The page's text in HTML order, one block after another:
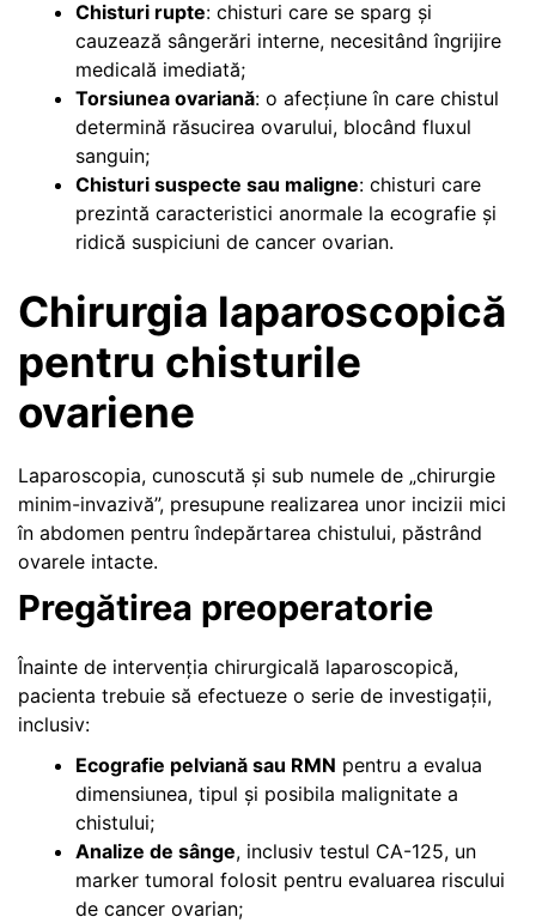
Chisturi rupte: chisturi care se sparg și
cauzează sângerări interne, necesitând îngrijire
medicală imediată;
Torsiunea ovariană: o afecțiune în care chistul
determină răsucirea ovarului, blocând fluxul
sanguin;
Chisturi suspecte sau maligne: chisturi care
prezintă caracteristici anormale la ecografie și
ridică suspiciuni de cancer ovarian.
Chirurgia laparoscopică
pentru chisturile
ovariene
Laparoscopia, cunoscută și sub numele de „chirurgie
minim-invazivă”, presupune realizarea unor incizii mici
în abdomen pentru îndepărtarea chistului, păstrând
ovarele intacte.
Pregătirea preoperatorie
Înainte de intervenția chirurgicală laparoscopică,
pacienta trebuie să efectueze o serie de investigații,
inclusiv:
Ecografie pelviană sau RMN pentru a evalua
dimensiunea, tipul și posibila malignitate a
chistului;
Analize de sânge, inclusiv testul CA-125, un
marker tumoral folosit pentru evaluarea riscului
de cancer ovarian;